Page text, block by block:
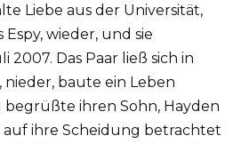
Liebe aus der Universität,
wieder, und sie
2007. Das Paar ließ sich in
nieder, baute ein Leben
ihren Sohn, Hayden
auf ihre Scheidung betrachtet